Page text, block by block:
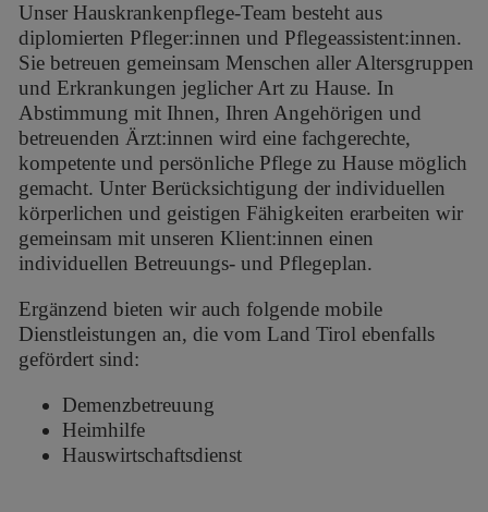
Unser Hauskrankenpflege-Team besteht aus
diplomierten Pfleger:innen und Pflegeassistent:innen.
Sie betreuen gemeinsam Menschen aller Altersgruppen
und Erkrankungen jeglicher Art zu Hause. In
Abstimmung mit Ihnen, Ihren Angehörigen und
betreuenden Ärzt:innen wird eine fachgerechte,
kompetente und persönliche Pflege zu Hause möglich
gemacht. Unter Berücksichtigung der individuellen
körperlichen und geistigen Fähigkeiten erarbeiten wir
gemeinsam mit unseren Klient:innen einen
individuellen Betreuungs- und Pflegeplan.
Ergänzend bieten wir auch folgende mobile
Dienstleistungen an, die vom Land Tirol ebenfalls
gefördert sind:
Demenzbetreuung
Heimhilfe
Hauswirtschaftsdienst